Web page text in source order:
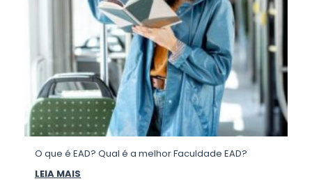
O que é EAD? Qual é a melhor Faculdade EAD?
LEIA MAIS